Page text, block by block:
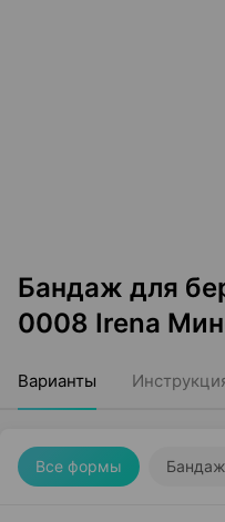
Бандаж для
0008 Irena
Варианты
Все формы Бандаж